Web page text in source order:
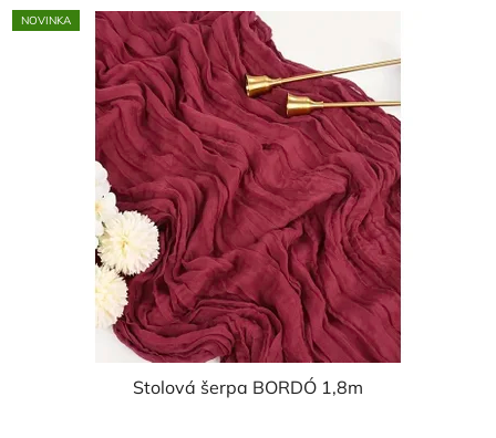
NOVINKA
Stolová šerpa BORDÓ 1,8m